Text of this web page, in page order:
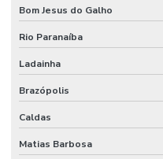
Bom Jesus do Galho
Rio Paranaíba
Ladainha
Brazópolis
Caldas
Matias Barbosa